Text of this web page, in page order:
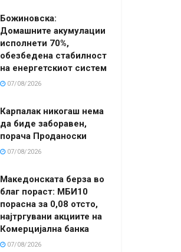
Божиновска:
Домашните акумулации
исполнети 70%,
обезбедена стабилност
на енергетскиот систем
07/08/2026
Карпалак никогаш нема
да биде заборавен,
порача Проданоски
07/08/2026
Македонската берза во
благ пораст: МБИ10
порасна за 0,08 отсто,
најтргувани акциите на
Комерцијална банка
07/08/2026